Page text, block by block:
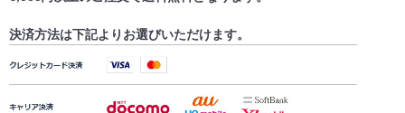
決済方法は下記よりお選びいただけます。